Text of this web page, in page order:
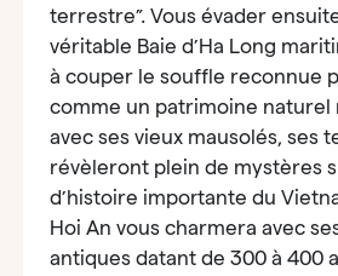
terrestre”. Vous évader
véritable Baie d’Ha Long
à couper le souffle reconnue
comme un patrimoine naturel
avec ses vieux mausolés, ses
révèleront plein de mystères
d’histoire importante du
Hoi An vous charmera avec
antiques datant de 300 à 400